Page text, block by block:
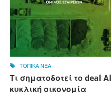
ΤΟΠΙΚΑ ΝΕΑ
Τι σηματοδοτεί το deal
κυκλική οικονομία